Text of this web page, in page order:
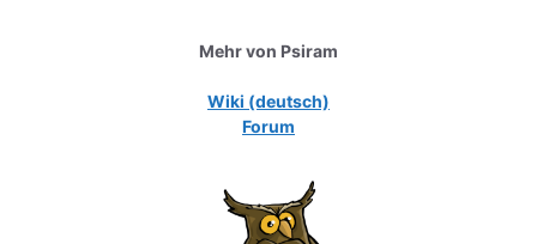
Mehr von Psiram
Wiki (deutsch)
Forum